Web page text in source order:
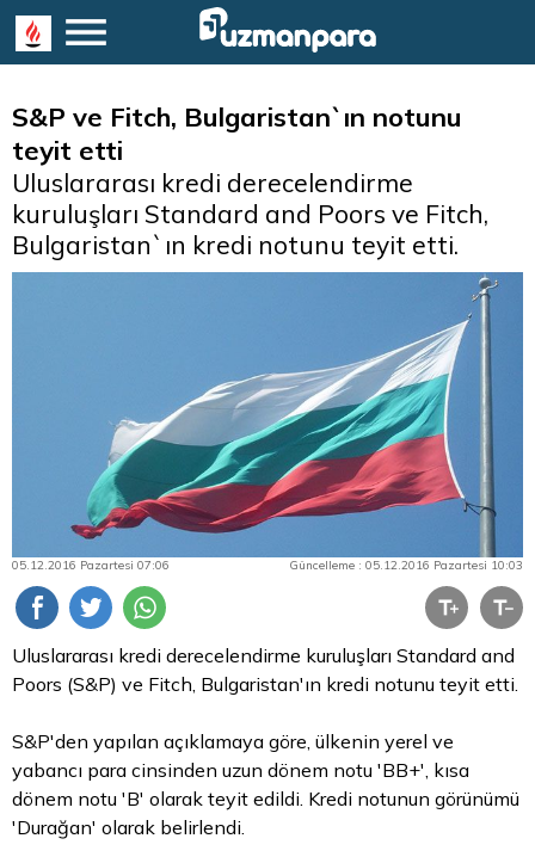
S&P ve Fitch, Bulgaristan`ın notunu
teyit etti
Uluslararası kredi derecelendirme
kuruluşları Standard and Poors ve Fitch,
Bulgaristan`ın kredi notunu teyit etti.
05.12.2016 Pazartesi 07:06 Güncelleme : 05.12.2016 Pazartesi 10:03
Uluslararası kredi derecelendirme kuruluşları Standard and
Poors (S&P) ve Fitch, Bulgaristan'ın kredi notunu teyit etti.
S&P'den yapılan açıklamaya göre, ülkenin yerel ve
yabancı para cinsinden uzun dönem notu 'BB+', kısa
dönem notu 'B' olarak teyit edildi. Kredi notunun görünümü
'Durağan' olarak belirlendi.